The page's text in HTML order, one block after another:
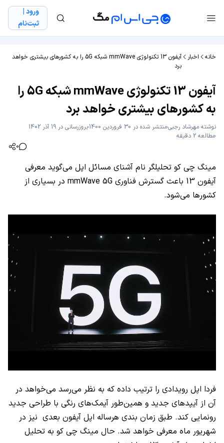
ورود |
ثبت‌نام
خانه اخبار
آیفون 13 تکنولوژی mmWave شبکه 5G را به کشورهای بیشتری خواهد
برد
آیفون 13 تکنولوژی mmWave شبکه 5G را
به کشورهای بیشتری خواهد برد
نوشته مهرشاد رجبیمنتشر شده در 30 فروردین 1400
بروزرسانی در 19 آذر 1402
مطالعه 2 دقیقه
0
مینگ چی کو تحلیلگر نام آشنای مسائل اپل می‌گوید معرفی
آیفون 13 باعث گسترش فناوری mmWave 5G در بسیاری از
کشورها می‌شود.
فردا اپل رویدادی را ترتیب داده که به نظر می‌رسد می‌خواهد در
آن از آیپدهای جدید و همین‌طور آیمک‌های رنگی با طراحی جدید
رونمایی کند. طبق زمان بندی هرساله اپل آیفون بعدی نیز در
شهریور ماه معرفی خواهد شد. حال مینگ چی کو به تحلیل